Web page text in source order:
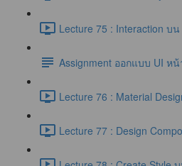
Lecture 75 : Interaction บ
Assignment ออกแบบ UI ห
Lecture 76 : Material
Lecture 77 : Design